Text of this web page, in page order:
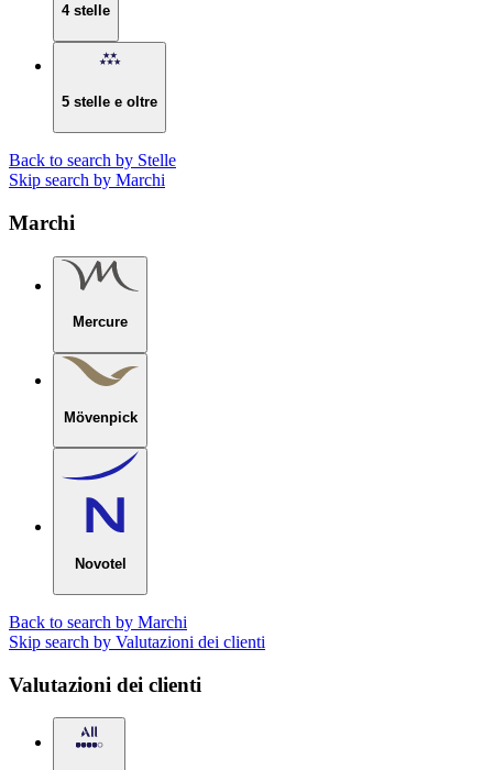
4 stelle
5 stelle e oltre
Back to search by Stelle
Skip search by Marchi
Marchi
Mercure
Mövenpick
Novotel
Back to search by Marchi
Skip search by Valutazioni dei clienti
Valutazioni dei clienti